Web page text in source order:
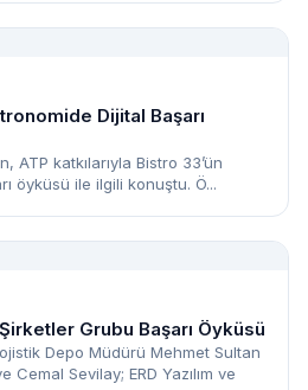
Dijital Başarı
ATP katkılarıyla Bistro 33’ün
öyküsü ile ilgili konuştu. Ö...
Grubu Başarı Öyküsü
Depo Müdürü Mehmet Sultan
Sevilay; ERD Yazılım ve